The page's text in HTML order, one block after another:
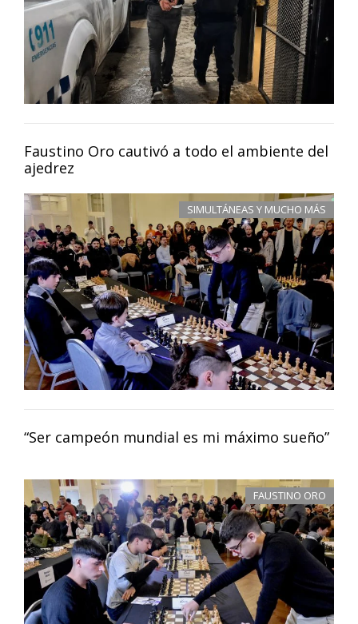
Faustino Oro cautivó a todo el ambiente del
ajedrez
SIMULTÁNEAS Y MUCHO MÁS
“Ser campeón mundial es mi máximo sueño”
FAUSTINO ORO